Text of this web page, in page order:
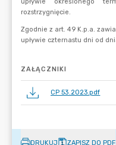
ZAŁĄCZNIKI
CP 53.2023.pdf
DRUKUJ ZAPISZ DO PDF